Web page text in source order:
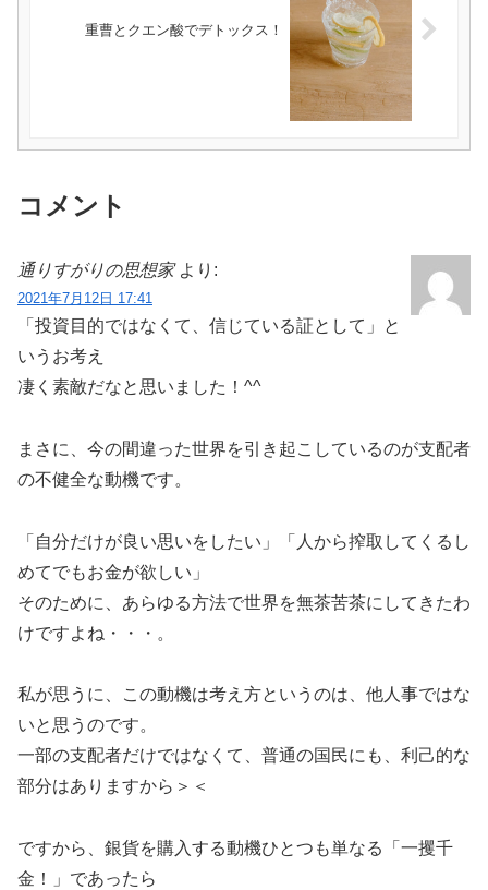
重曹とクエン酸でデトックス！
コメント
通りすがりの思想家 より:
2021年7月12日 17:41
「投資目的ではなくて、信じている証として」と
いうお考え
凄く素敵だなと思いました！^^
まさに、今の間違った世界を引き起こしているのが支配者
の不健全な動機です。
「自分だけが良い思いをしたい」「人から搾取してくるし
めてでもお金が欲しい」
そのために、あらゆる方法で世界を無茶苦茶にしてきたわ
けですよね・・・。
私が思うに、この動機は考え方というのは、他人事ではな
いと思うのです。
一部の支配者だけではなくて、普通の国民にも、利己的な
部分はありますから＞＜
ですから、銀貨を購入する動機ひとつも単なる「一攫千
金！」であったら